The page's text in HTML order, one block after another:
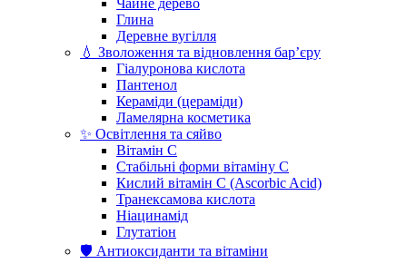
Чайне дерево
Глина
Деревне вугілля
💧 Зволоження та відновлення бар’єру
Гіалуронова кислота
Пантенол
Кераміди (цераміди)
Ламелярна косметика
✨ Освітлення та сяйво
Вітамін С
Стабільні форми вітаміну С
Кислий вітамін С (Ascorbic Acid)
Транексамова кислота
Ніацинамід
Глутатіон
🛡️ Антиоксиданти та вітаміни